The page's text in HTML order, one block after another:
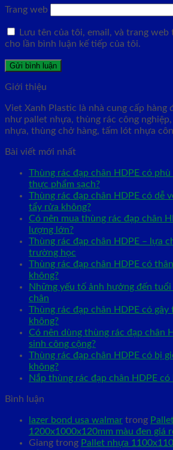
Trang web
Lưu tên của tôi, email, và trang
cho lần bình luận kế tiếp của tôi.
Giới thiệu
Viet Xanh Plastic là nhà cung cấp hàng
như pallet nhựa, thùng rác công
nhựa, thùng chở hàng, tấm lót nhựa
Bài viết mới nhất
Thùng rác đạp chân HDPE có
thực phẩm sạch?
Thùng rác đạp chân HDPE có dễ
tẩy rửa không?
Có nên mua thùng rác đạp chân
lượng lớn?
Thùng rác đạp chân HDPE – lựa
trường học
Thùng rác đạp chân HDPE có
không?
Những yếu tố ảnh hưởng đến
chân
Thùng rác đạp chân HDPE có
không?
Có nên dùng thùng rác đạp chân
sinh công cộng?
Thùng rác đạp chân HDPE có bị
không?
Nắp thùng rác đạp chân HDPE
Bình luận
lazer bond usa walmar trong
1200x1000x120mm màu đen giá
Giang trong Pallet nhựa